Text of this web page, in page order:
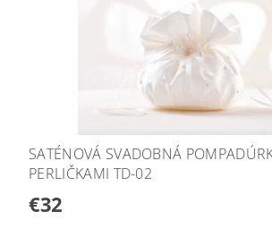
SATÉNOVÁ SVADOBNÁ
PERLIČKAMI TD-02
€32